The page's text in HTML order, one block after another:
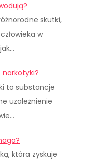
skutki,
w
to substancje
uzależnienie
która zyskuje